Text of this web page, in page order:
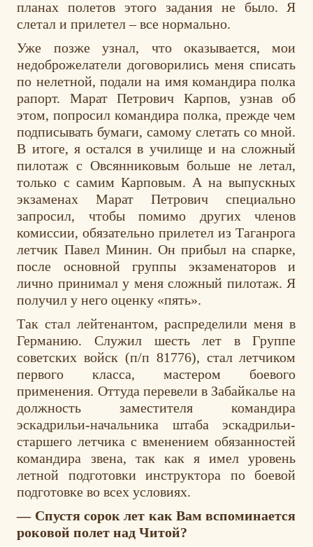
планах полетов этого задания не было. Я
слетал и прилетел – все нормально.
Уже позже узнал, что оказывается, мои
недоброжелатели договорились меня списать
по нелетной, подали на имя командира полка
рапорт. Марат Петрович Карпов, узнав об
этом, попросил командира полка, прежде чем
подписывать бумаги, самому слетать со мной.
В итоге, я остался в училище и на сложный
пилотаж с Овсянниковым больше не летал,
только с самим Карповым. А на выпускных
экзаменах Марат Петрович специально
запросил, чтобы помимо других членов
комиссии, обязательно прилетел из Таганрога
летчик Павел Минин. Он прибыл на спарке,
после основной группы экзаменаторов и
лично принимал у меня сложный пилотаж. Я
получил у него оценку «пять».
Так стал лейтенантом, распределили меня в
Германию. Служил шесть лет в Группе
советских войск (п/п 81776), стал летчиком
первого класса, мастером боевого
применения. Оттуда перевели в Забайкалье на
должность заместителя командира
эскадрильи-начальника штаба эскадрильи-
старшего летчика с вменением обязанностей
командира звена, так как я имел уровень
летной подготовки инструктора по боевой
подготовке во всех условиях.
— Спустя сорок лет как Вам вспоминается
роковой полет над Читой?